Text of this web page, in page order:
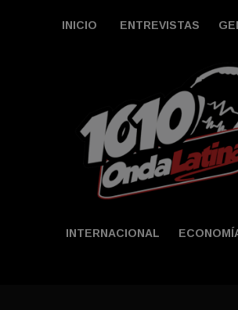
INICIO ENTREVISTAS
INTERNACIONAL